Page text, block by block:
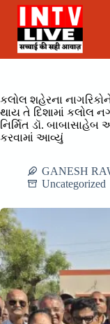
Skip
content
કલોલ શહેરના
થાય તે દિશામાં કલોલ
નિર્મિત ડૉ.
કરવામાં આવ્યું
GANESH
Uncategorized